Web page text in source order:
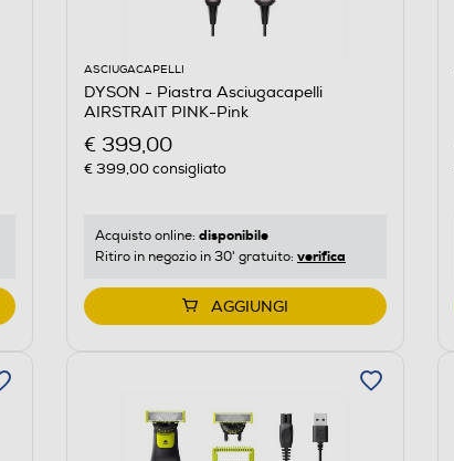
ASCIUGACAPELLI
DYSON - Piastra Asciugacapelli
AIRSTRAIT PINK-Pink
€ 399,00
€ 399,00consigliato
Acquisto online: disponibile
Ritiro in negozio in 30' gratuito: verifica
AGGIUNGI